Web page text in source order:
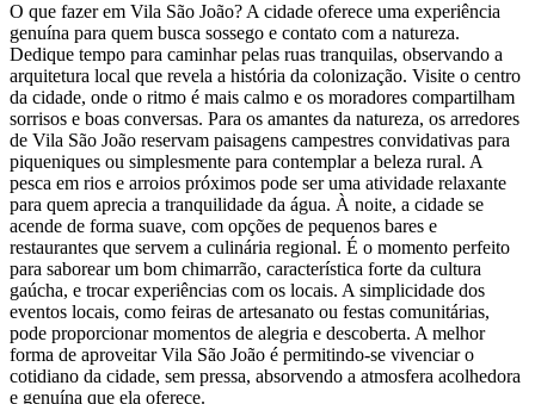
O que fazer em Vila São João? A cidade oferece uma experiência
genuína para quem busca sossego e contato com a natureza.
Dedique tempo para caminhar pelas ruas tranquilas, observando a
arquitetura local que revela a história da colonização. Visite o centro
da cidade, onde o ritmo é mais calmo e os moradores compartilham
sorrisos e boas conversas. Para os amantes da natureza, os arredores
de Vila São João reservam paisagens campestres convidativas para
piqueniques ou simplesmente para contemplar a beleza rural. A
pesca em rios e arroios próximos pode ser uma atividade relaxante
para quem aprecia a tranquilidade da água. À noite, a cidade se
acende de forma suave, com opções de pequenos bares e
restaurantes que servem a culinária regional. É o momento perfeito
para saborear um bom chimarrão, característica forte da cultura
gaúcha, e trocar experiências com os locais. A simplicidade dos
eventos locais, como feiras de artesanato ou festas comunitárias,
pode proporcionar momentos de alegria e descoberta. A melhor
forma de aproveitar Vila São João é permitindo-se vivenciar o
cotidiano da cidade, sem pressa, absorvendo a atmosfera acolhedora
e genuína que ela oferece.